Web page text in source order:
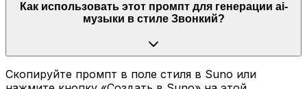
Как использовать этот промпт для генерации ai-
музыки в стиле Звонкий?
Скопируйте промпт в поле стиля в Suno или